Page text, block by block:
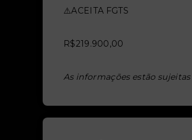
⚠️ACEITA FGTS
R$219.900,00
As informações estão